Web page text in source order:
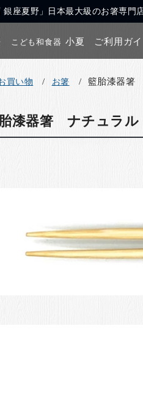
銀座夏野」日本最大級のお箸専門
こども和食器 小夏 ご利用ガイ
買い物 お箸 籃胎漆器箸
漆器箸 ナチュラ